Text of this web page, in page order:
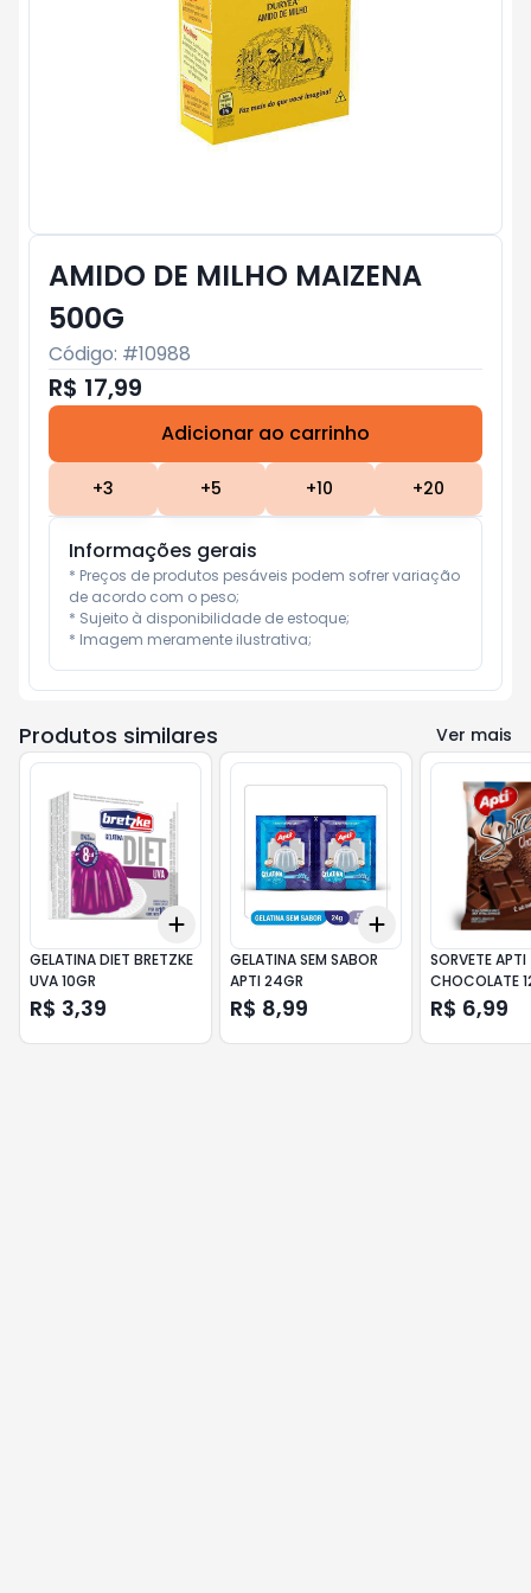
AMIDO DE MILHO MAIZENA
500G
Código: #10988
R$ 17,99
Adicionar ao carrinho
+3 +5 +10 +20
Informações gerais
* Preços de produtos pesáveis podem sofrer variação
de acordo com o peso;
* Sujeito à disponibilidade de estoque;
* Imagem meramente ilustrativa;
Produtos similares Ver mais
+5 +10
Add
GELATINA DIET BRETZKE
UVA 10GR
R$ 3,39
5 +10
Add
GELATINA SEM SABOR
APTI 24GR
R$ 8,99
SORVETE APTI
CHOCOLATE
R$ 6,99